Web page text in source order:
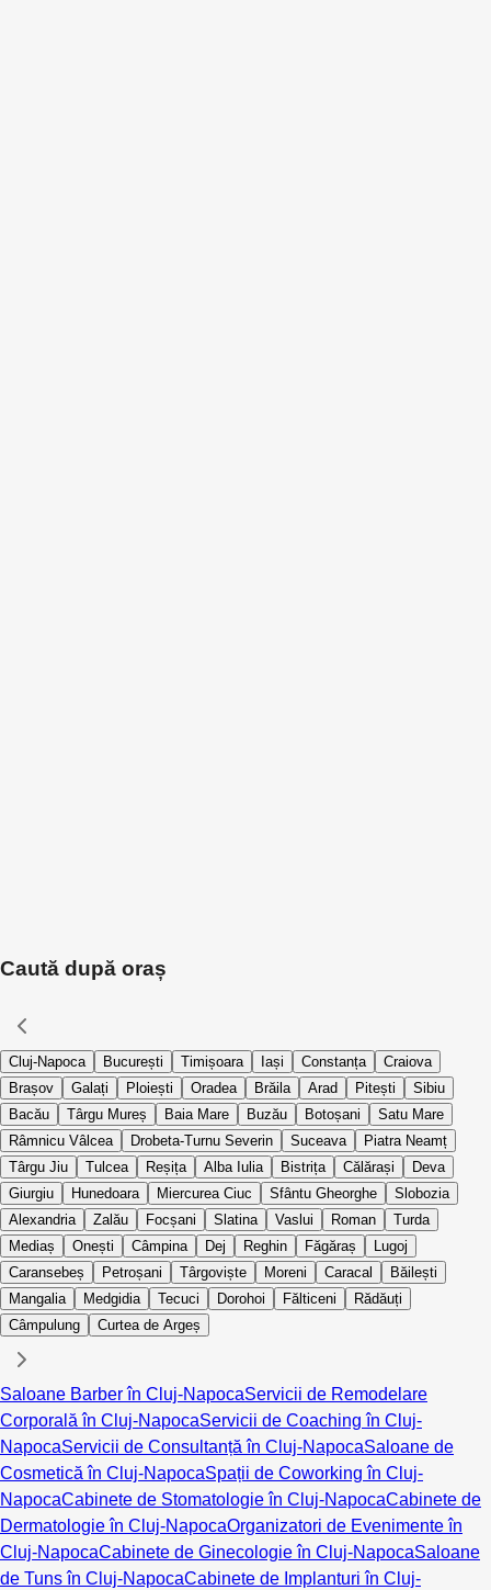
Caută după oraș
Cluj-Napoca București Timișoara Iași Constanța
Craiova
Brașov
Galați Ploiești Oradea Brăila Arad Pitești
Sibiu
Bacău
Târgu Mureș Baia Mare Buzău Botoșani
Satu Mare
Râmnicu Vâlcea
Drobeta-Turnu Severin Suceava
Piatra Neamț
Târgu Jiu
Tulcea Reșița Alba Iulia Bistrița Călărași
Deva
Giurgiu
Hunedoara Miercurea Ciuc Sfântu Gheorghe
Slobozia
Alexandria
Zalău Focșani Slatina Vaslui Roman
Turda
Mediaș
Onești Câmpina Dej Reghin Făgăraș
Lugoj
Caransebeș
Petroșani Târgoviște Moreni Caracal
Băilești
Mangalia
Medgidia Tecuci Dorohoi Fălticeni
Rădăuți
Câmpulung
Curtea de Argeș
Saloane Barber în Cluj-NapocaServicii de Remodelare
Corporală în Cluj-NapocaServicii de Coaching în Cluj-
NapocaServicii de Consultanță în Cluj-NapocaSaloane de
Cosmetică în Cluj-NapocaSpații de Coworking în Cluj-
NapocaCabinete de Stomatologie în Cluj-NapocaCabinete de
Dermatologie în Cluj-NapocaOrganizatori de Evenimente în
Cluj-NapocaCabinete de Ginecologie în Cluj-NapocaSaloane
de Tuns în Cluj-NapocaCabinete de Implanturi în Cluj-